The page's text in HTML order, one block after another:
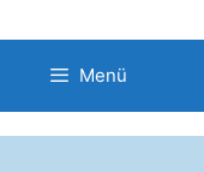
Menü